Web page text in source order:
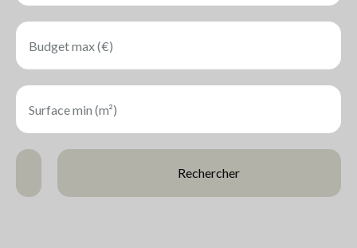
Budget max (€)
Surface min (m²)
Rechercher